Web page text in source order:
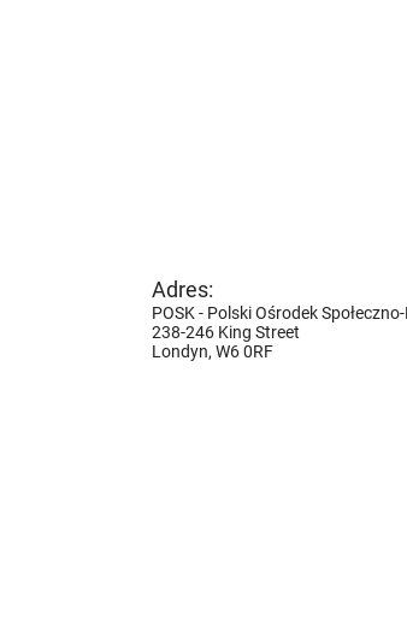
Adres:
POSK - Polski Ośrodek
238-246 King Street
Londyn, W6 0RF